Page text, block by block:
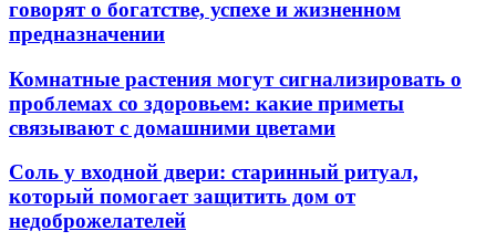
говорят о богатстве, успехе и жизненном
предназначении
Комнатные растения могут сигнализировать о
проблемах со здоровьем: какие приметы
связывают с домашними цветами
Соль у входной двери: старинный ритуал,
который помогает защитить дом от
недоброжелателей